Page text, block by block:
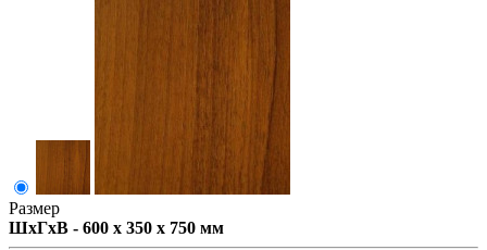
Размер
ШxГxВ - 600 x 350 x 750 мм